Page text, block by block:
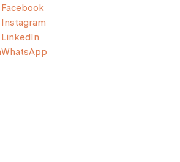
Facebook
Instagram
LinkedIn
WhatsApp